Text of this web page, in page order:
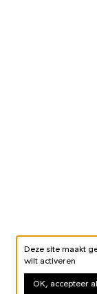
Deze site maakt
wilt activeren
OK, accepteer